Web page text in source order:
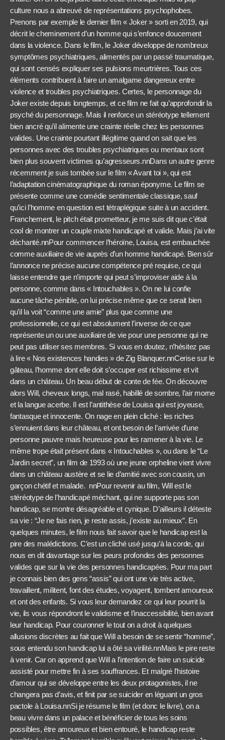
culture nous a abreuvé de représentations psychophobes.
Prenons par exemple le dernier film « Joker » sorti en 2019, qui
décrit le cheminement d’un homme qui s’enfonce doucement
dans la violence. Dans le film, le Joker développe de nombreux
symptômes psychiatriques, alimentés par un passé traumatique,
qui sont censés expliquer ses pulsions meurtrières. Tous ces
éléments contribuent à faire un amalgame dangereux entre
violence et troubles psychiatriques. Certes, le personnage du
Joker existe depuis longtemps, et ce film ne fait qu’approfondir la
psyché du personnage. Mais il renforce un stéréotype tellement
bien ancré qu’il alimente une crainte réelle chez les personnes
valides. Une crainte pourtant illégitime quand on sait que les
personnes avec des troubles psychiatriques ou mentaux sont
bien plus souvent victimes qu’agresseurs.nnDans un autre genre
récemment je suis tombée sur le film « Avant toi », qui est
l’adaptation cinématographique du roman éponyme. Le film se
présente comme une comédie sentimentale classique, sauf
qu’ici l’homme en question est tétraplégique suite à un accident.
Franchement, le pitch était prometteur, je me suis dit que c’était
cool de montrer un couple mixte handicapé et valide. Mais j’ai vite
déchanté.nnPour commencer l’héroïne, Louisa, est embauchée
comme auxiliaire de vie auprès d’un homme handicapé. Bien sûr
l’annonce ne précise aucune compétence pré requise, ce qui
laisse entendre que n’importe qui peut s’improviser aide à la
personne, comme dans « Intouchables ». On ne lui confie
aucune tâche pénible, on lui précise même que ce serait bien
qu’il la voit “comme une amie” plus que comme une
professionnelle, ce qui est absolument l’inverse de ce que
représente un ou une auxiliaire de vie pour une personne qui ne
peut pas utiliser ses membres. Si vous en doutez, n’hésitez pas
à lire « Nos existences handies » de Zig Blanquer.nnCerise sur le
gâteau, l’homme dont elle doit s’occuper est richissime et vit
dans un château. Un beau début de conte de fée. On découvre
alors Will, cheveux longs, mal rasé, habillé de sombre, l’air morne
et la langue acerbe. Il est l’antithèse de Louisa qui est joyeuse,
fantasque et innocente. On nage en plein cliché : les riches
s’ennuient dans leur château, et ont besoin de l’arrivée d’une
personne pauvre mais heureuse pour les ramener à la vie. Le
même trope était présent dans « Intouchables », ou dans le “Le
Jardin secret”, un film de 1993 où une jeune orpheline vient vivre
dans un château austère et se lie d’amitié avec son cousin, un
garçon chétif et malade. nnPour revenir au film, Will est le
stéréotype de l’handicapé méchant, qui ne supporte pas son
handicap, se montre désagréable et cynique. D’ailleurs il déteste
sa vie : “Je ne fais rien, je reste assis, j’existe au mieux”. En
quelques minutes, le film nous fait savoir que le handicap est la
pire des malédictions. C’est un cliché usé jusqu’à la corde, qui
nous en dit davantage sur les peurs profondes des personnes
valides que sur la vie des personnes handicapées. Pour ma part
je connais bien des gens “assis” qui ont une vie très active,
travaillent, militent, font des études, voyagent, tombent amoureux
et ont des enfants. Si vous leur demandez ce qui leur pourrit la
vie, ils vous répondront le validisme et l’inaccessibilité, bien avant
leur handicap. Pour couronner le tout on a droit à quelques
allusions discrètes au fait que Will a besoin de se sentir “homme”,
sous entendu son handicap lui a ôté sa virilité.nnMais le pire reste
à venir. Car on apprend que Will a l’intention de faire un suicide
assisté pour mettre fin à ses souffrances. Et malgré l’histoire
d’amour qui se développe entre les deux protagonistes, il ne
changera pas d’avis, et finit par se suicider en léguant un gros
pactole à Louisa.nnSi je résume le film (et donc le livre), on a
beau vivre dans un palace et bénéficier de tous les soins
possibles, être amoureux et bien entouré, le handicap reste